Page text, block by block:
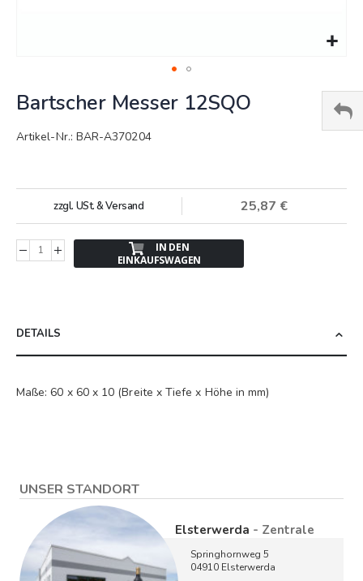
zum
der
Bartscher Messer 12SQO
Artikel-Nr.: BAR-A370204
25,87 €
zzgl. USt. & Versand
IN DEN
EINKAUFSWAGEN
DETAILS
Maße: 60 x 60 x 10 (Breite x Tiefe x Höhe in mm)
UNSER STANDORT
Elsterwerda - Zentrale
Springhornweg 5
04910 Elsterwerda